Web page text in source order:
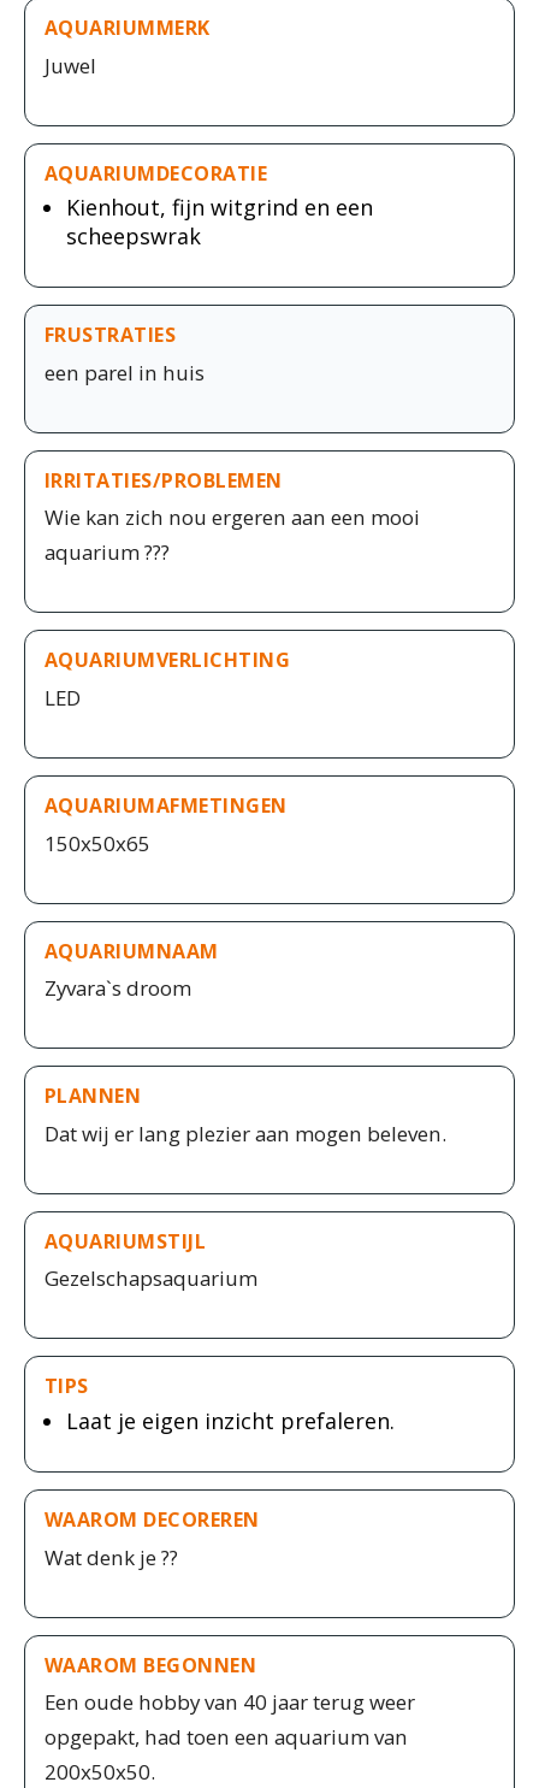
AQUARIUMMERK
Juwel
AQUARIUMDECORATIE
Kienhout, fijn witgrind en een
scheepswrak
FRUSTRATIES
een parel in huis
IRRITATIES/PROBLEMEN
Wie kan zich nou ergeren aan een mooi
aquarium ???
AQUARIUMVERLICHTING
LED
AQUARIUMAFMETINGEN
150x50x65
AQUARIUMNAAM
Zyvara`s droom
PLANNEN
Dat wij er lang plezier aan mogen beleven.
AQUARIUMSTIJL
Gezelschapsaquarium
TIPS
Laat je eigen inzicht prefaleren.
WAAROM DECOREREN
Wat denk je ??
WAAROM BEGONNEN
Een oude hobby van 40 jaar terug weer
opgepakt, had toen een aquarium van
200x50x50.